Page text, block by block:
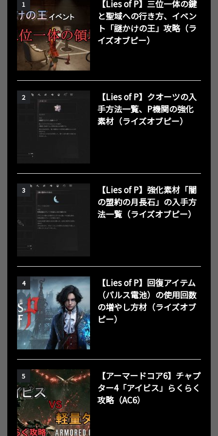
1
【Lies of P】三位一体の鍵
と聖域への行き方、イベン
ト「謎かけの王」攻略（ラ
イズオブピー）
2
【Lies of P】クオーツの入
手方法一覧、P機関の強化
素材（ライズオブピー）
3
【Lies of P】強化素材「闇
の盟約の月長石」の入手方
法一覧（ライズオブピー）
4
【Lies of P】回復アイテム
（パルス電池）の使用回数
の増やし方材（ライズオブ
ピー）
5
【アーマードコア6】チャプ
ター4「アイビス」らくらく
攻略（AC6）